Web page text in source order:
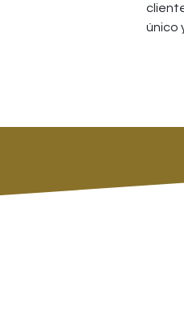
único